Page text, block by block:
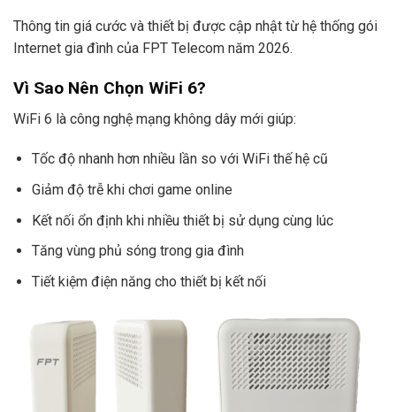
Thông tin giá cước và thiết bị được cập nhật từ hệ thống gói
Internet gia đình của FPT Telecom năm 2026.
Vì Sao Nên Chọn WiFi 6?
WiFi 6 là công nghệ mạng không dây mới giúp:
Tốc độ nhanh hơn nhiều lần so với WiFi thế hệ cũ
Giảm độ trễ khi chơi game online
Kết nối ổn định khi nhiều thiết bị sử dụng cùng lúc
Tăng vùng phủ sóng trong gia đình
Tiết kiệm điện năng cho thiết bị kết nối